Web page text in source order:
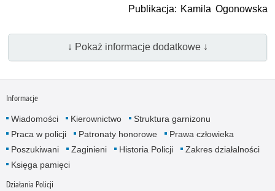
Publikacja: Kamila Ogonowska
↓ Pokaż informacje dodatkowe ↓
Informacje
Wiadomości Kierownictwo
Struktura garnizonu
Praca w policji
Patronaty honorowe
Prawa człowieka
Poszukiwani
Zaginieni Historia Policji
Zakres działalności
Księga pamięci
Działania Policji